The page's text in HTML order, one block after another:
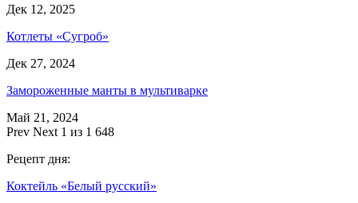
Дек 12, 2025
Котлеты «Сугроб»
Дек 27, 2024
Замороженные манты в мультиварке
Май 21, 2024
Prev Next 1 из 1 648
Рецепт дня:
Коктейль «Белый русский»